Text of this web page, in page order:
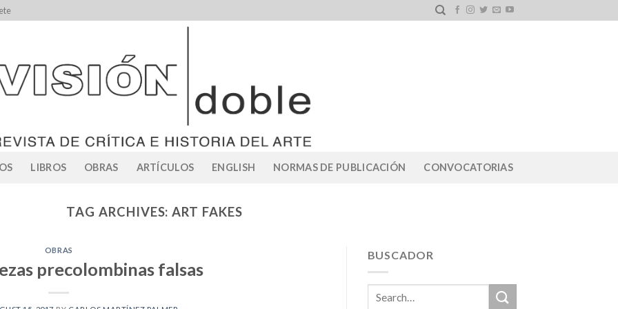
LIBROS OBRAS ARTÍCULOS ENGLISH NORMAS DE PUBLICACIÓN CONVOCATORIAS
TAG ARCHIVES:ART FAKES
OBRAS
precolombinas falsas
BUSCADOR